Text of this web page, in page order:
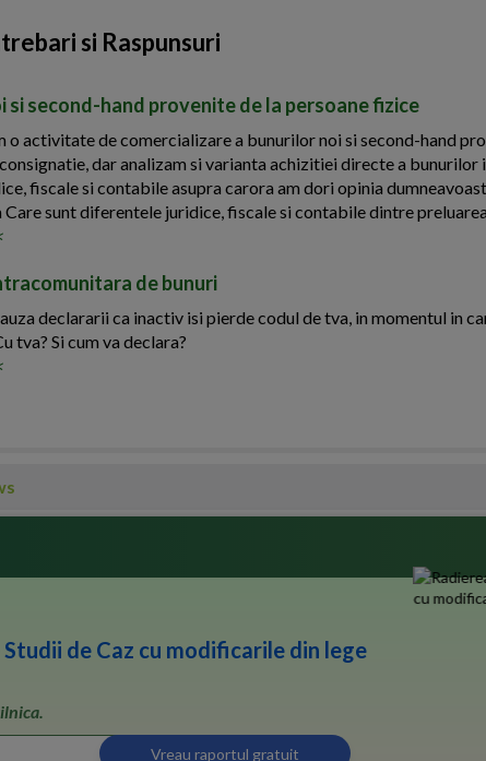
si Raspunsuri
si second-hand provenite de la persoane fizice
o activitate de comercializare a bunurilor noi si second-hand
dar analizam si varianta achizitiei directe a bunurilor
fiscale si contabile asupra carora am dori opinia
sunt diferentele juridice, fiscale si contabile dintre
de bunuri
declararii ca inactiv isi pierde codul de tva, in momentul in
tva? Si cum va declara?
Studii de Caz cu modificarile din lege